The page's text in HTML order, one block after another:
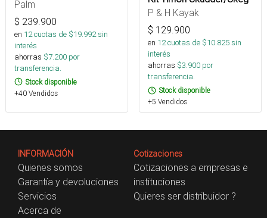
Palm
$ 239.900
en 12cuotas de $19.992sin
interés
ahorras $7.200 por
transferencia.
Stock disponible
+40 Vendidos
P & H Kayak
$ 129.900
en 12cuotas de $10.825sin
interés
ahorras $3.900 por
transferencia.
Stock disponible
+5 Vendidos
INFORMACIÓN
Quienes somos
Garantía y devoluciones
Servicios
Acerca de
Cotizaciones
Cotizaciones a empresas e
instituciones
Quieres ser distribuidor ?